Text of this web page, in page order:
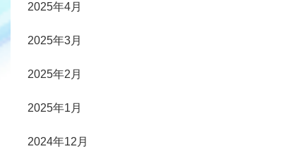
2025年4月
2025年3月
2025年2月
2025年1月
2024年12月